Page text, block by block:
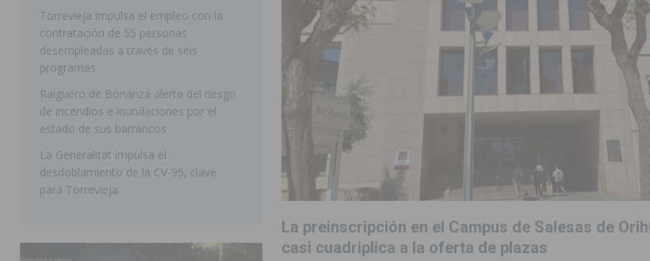
[ 07/08/2026 ]
Orihuela organiza un concierto sinfónico de la Orquesta de Jóvenes de la Provincia de Alicante en Las
Golf & Country Club
La preinscripción en el Campus de Salesas de
casi cuadriplica a la oferta de plazas
Torrevieja impulsa el empleo con la
contratación de 55 personas
desempleadas a través de seis
programas
Raiguero de Bonanza alerta del riesgo
de incendios e inundaciones por el
estado de sus barrancos
La Generalitat impulsa el
desdoblamiento de la CV-95, clave
para Torrevieja